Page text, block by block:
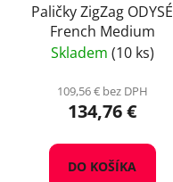
Paličky ZigZag ODYSÉ
French Medium
Skladem (10 ks)
109,56 € bez DPH
134,76 €
DO KOŠÍKA